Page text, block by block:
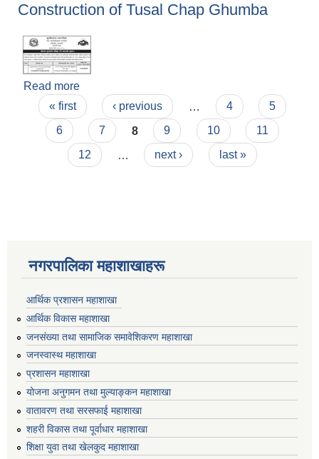
Construction of Tusal Chap Ghumba
Read more
Construction of Tusal Chap Ghumba
Pages
« first ‹ previous 4
5
6
7 8 9 10
11
12
next › last »
नगरपालिका महाशाखाहरू
आर्थिक प्रशासन महाशाखा
आर्थिक विकास महाशाखा
जनसंख्या तथा सामाजिक समावेशिकरण महाशाखा
जनस्वास्थ महाशाखा
प्रशासन महाशाखा
योजना अनुगमन तथा मुल्याङ्कन महाशाखा
वातावरण तथा सरसफाई महाशाखा
शहरी विकास तथा पूर्वाधार महाशाखा
शिक्षा युवा तथा खेलकुद महाशाखा